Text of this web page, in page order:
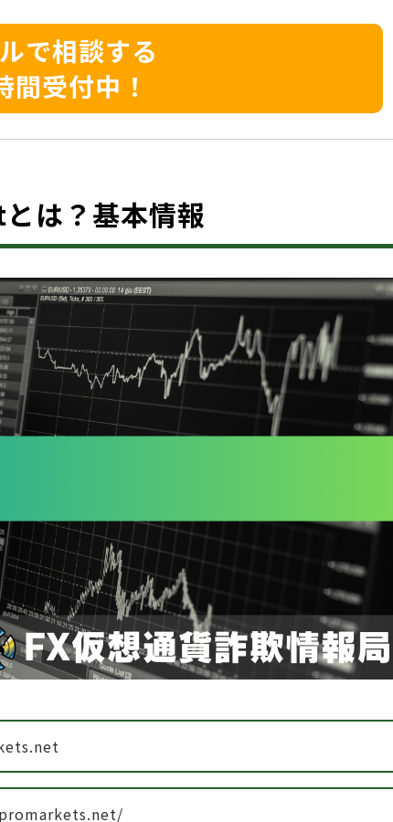
で相談する
間受付中！
は？基本情報